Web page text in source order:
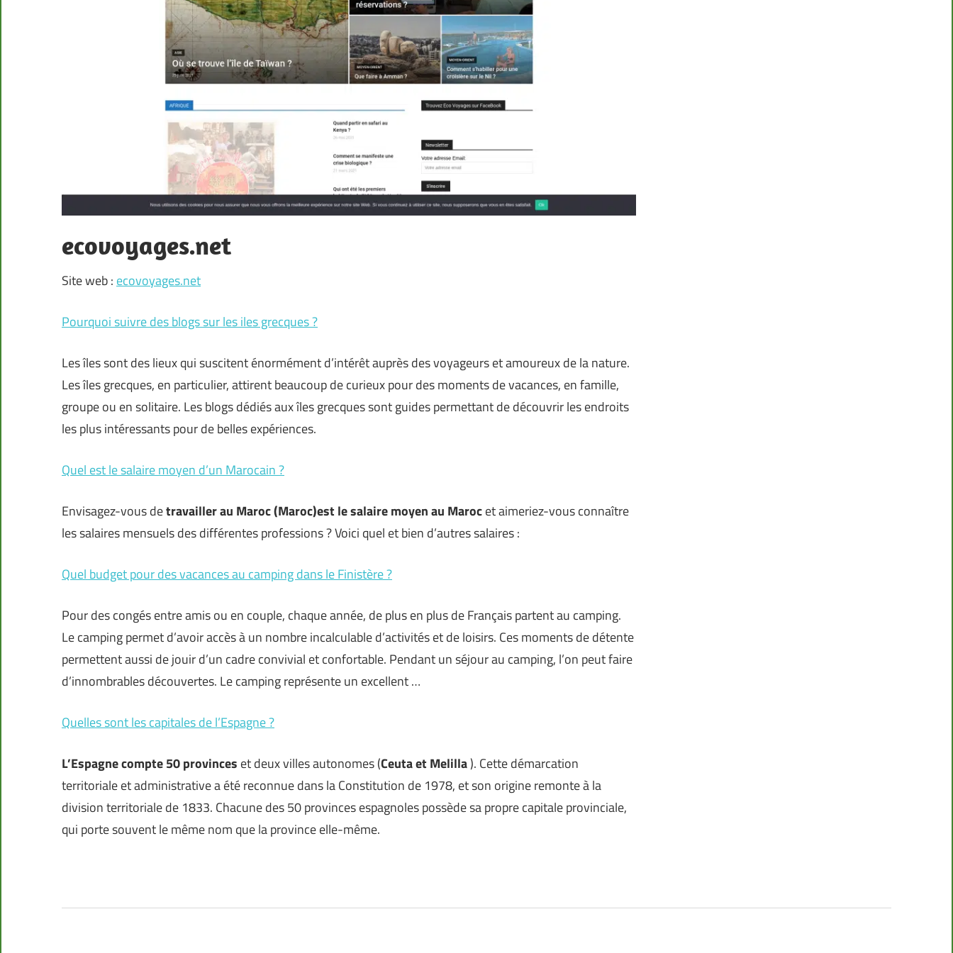
ecovoyages.net
Site web :ecovoyages.net
Pourquoi suivre des blogs sur les iles grecques ?
Les îles sont des lieux qui suscitent énormément d’intérêt auprès des voyageurs et amoureux de la nature.
Les îles grecques, en particulier, attirent beaucoup de curieux pour des moments de vacances, en famille,
groupe ou en solitaire. Les blogs dédiés aux îles grecques sont guides permettant de découvrir les endroits
les plus intéressants pour de belles expériences.
Quel est le salaire moyen d’un Marocain ?
Envisagez-vous detravailler au Maroc (Maroc)est le salaire moyen au Marocet aimeriez-vous connaître
les salaires mensuels des différentes professions ? Voici quel et bien d’autres salaires :
Quel budget pour des vacances au camping dans le Finistère ?
Pour des congés entre amis ou en couple, chaque année, de plus en plus de Français partent au camping.
Le camping permet d’avoir accès à un nombre incalculable d’activités et de loisirs. Ces moments de détente
permettent aussi de jouir d’un cadre convivial et confortable. Pendant un séjour au camping, l’on peut faire
d’innombrables découvertes. Le camping représente un excellent …
Quelles sont les capitales de l’Espagne ?
L’Espagne compte 50 provinces et deux villes autonomes (Ceuta et Melilla). Cette démarcation
territoriale et administrative a été reconnue dans la Constitution de 1978, et son origine remonte à la
division territoriale de 1833. Chacune des 50 provinces espagnoles possède sa propre capitale provinciale,
qui porte souvent le même nom que la province elle-même.